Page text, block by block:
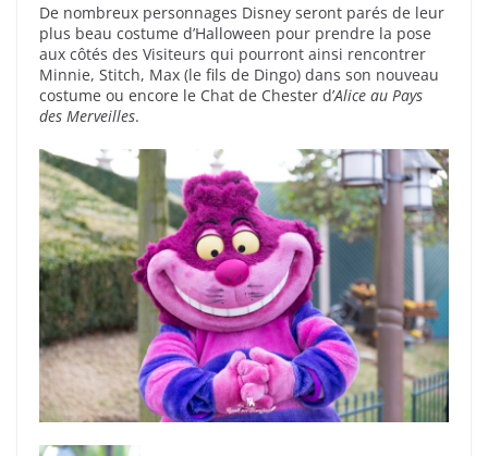
De nombreux personnages Disney seront parés de leur
plus beau costume d’Halloween pour prendre la pose
aux côtés des Visiteurs qui pourront ainsi rencontrer
Minnie, Stitch, Max (le fils de Dingo) dans son nouveau
costume ou encore le Chat de Chester d’Alice au Pays
des Merveilles.